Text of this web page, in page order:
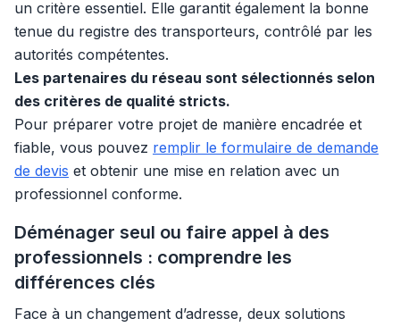
un critère essentiel. Elle garantit également la bonne
tenue du registre des transporteurs, contrôlé par les
autorités compétentes.
Les partenaires du réseau sont sélectionnés selon
des critères de qualité stricts.
Pour préparer votre projet de manière encadrée et
fiable, vous pouvez remplir le formulaire de demande
de devis et obtenir une mise en relation avec un
professionnel conforme.
Déménager seul ou faire appel à des
professionnels : comprendre les
différences clés
Face à un changement d’adresse, deux solutions